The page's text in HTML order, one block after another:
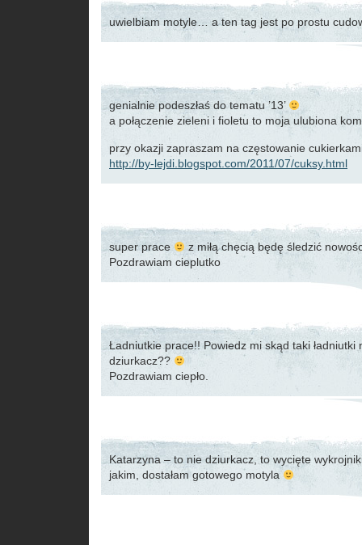
uwielbiam motyle… a ten tag jest po prostu
genialnie podeszłaś do tematu ’13’
a połączenie zieleni i fioletu to moja ulubiona
przy okazji zapraszam na częstowanie
http://by-lejdi.blogspot.com/2011/07/cuksy.html
super prace
z miłą chęcią będę śledzić
Pozdrawiam cieplutko
Ładniutkie prace!! Powiedz mi skąd taki ładniutki
dziurkacz??
Pozdrawiam ciepło.
Katarzyna – to nie dziurkacz, to wycięte
jakim, dostałam gotowego motyla